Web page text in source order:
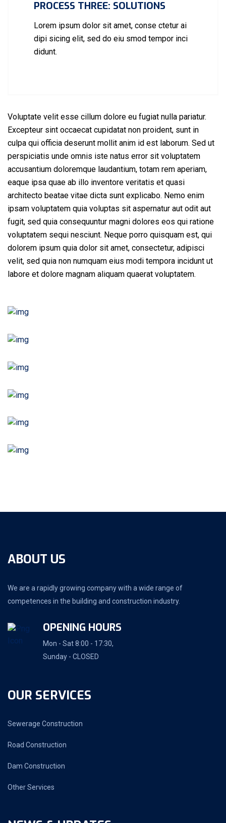
PROCESS THREE: SOLUTIONS
Lorem ipsum dolor sit amet, conse ctetur ai
dipi sicing elit, sed do eiu smod tempor inci
didunt.
Voluptate velit esse cillum dolore eu fugiat nulla pariatur.
Excepteur sint occaecat cupidatat non proident, sunt in
culpa qui officia deserunt mollit anim id est laborum. Sed ut
perspiciatis unde omnis iste natus error sit voluptatem
accusantium doloremque laudantium, totam rem aperiam,
eaque ipsa quae ab illo inventore veritatis et quasi
architecto beatae vitae dicta sunt explicabo. Nemo enim
ipsam voluptatem quia voluptas sit aspernatur aut odit aut
fugit, sed quia consequuntur magni dolores eos qui ratione
voluptatem sequi nesciunt. Neque porro quisquam est, qui
dolorem ipsum quia dolor sit amet, consectetur, adipisci
velit, sed quia non numquam eius modi tempora incidunt ut
labore et dolore magnam aliquam quaerat voluptatem.
ABOUT US
We are a rapidly growing company with a wide range of
competences in the building and construction industry.
OPENING HOURS
Mon - Sat 8:00 - 17:30,
Sunday - CLOSED
OUR SERVICES
Sewerage Construction
Road Construction
Dam Construction
Other Services